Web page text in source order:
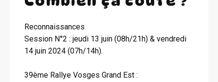
Reconnaissances
Session N°2 : jeudi 13 juin (08h/21h) & vendredi
14 juin 2024 (07h/14h).
39ème Rallye Vosges Grand Est :